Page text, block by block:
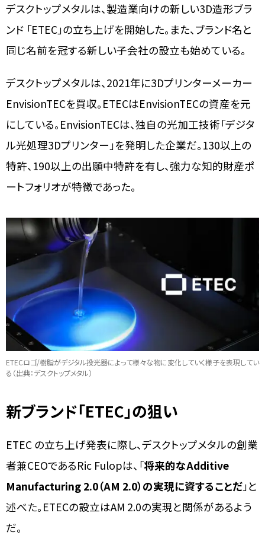
デスクトップメタルは、製造業向けの新しい3D造形ブラ
ンド 「ETEC」の立ち上げを開始した。また、ブランド名と
同じ名前を冠する新しい子会社の設立も始めている。
デスクトップメタルは、2021年に3Dプリンターメーカー
EnvisionTECを買収。ETECはEnvisionTECの資産を元
にしている。EnvisionTECは、独自の光加工技術「デジタ
ル光処理3Dプリンター」を発明した企業だ。130以上の
特許、190以上の出願中特許を有し、強力な知的財産ポ
ートフォリオが特徴であった。
ETECロゴ/樹脂がデジタル投光器によって様々な物に変化していく様子を表現してい
る（出典：デスクトップメタル）
新ブランド「ETEC」の狙い
ETEC の立ち上げ発表に際し、デスクトップメタルの創業
者兼CEOであるRic Fulopは、「将来的なAdditive
Manufacturing 2.0（AM 2.0）の実現に資することだ 」と
述べた。ETECの設立はAM 2.0の実現と関係があるよう
だ。